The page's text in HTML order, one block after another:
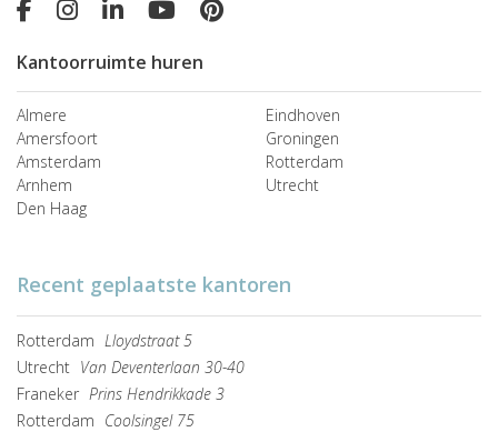
Kantoorruimte huren
Almere
Amersfoort
Amsterdam
Arnhem
Den Haag
Eindhoven
Groningen
Rotterdam
Utrecht
Recent geplaatste kantoren
Rotterdam Lloydstraat 5
Utrecht Van Deventerlaan 30-40
Franeker Prins Hendrikkade 3
Rotterdam Coolsingel 75